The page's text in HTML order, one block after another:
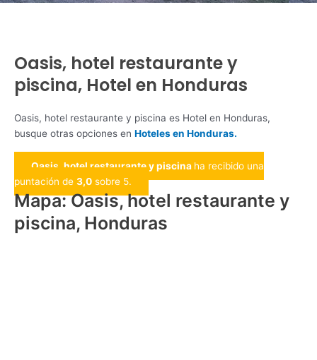
Oasis, hotel restaurante y
piscina, Hotel en Honduras
Oasis, hotel restaurante y piscina es Hotel en Honduras,
busque otras opciones en Hoteles en Honduras.
Oasis, hotel restaurante y piscina ha recibido una
puntación de 3,0 sobre 5.
Mapa: Oasis, hotel restaurante y
piscina, Honduras